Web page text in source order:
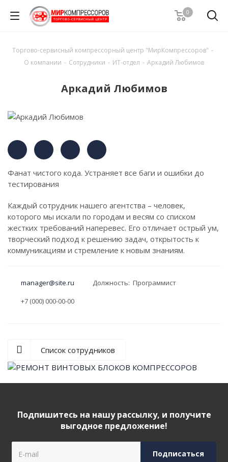
0
Торгово-сервисный компрессорный центр "МирКомпрессоров" -
О компании - Сотрудники - ИТ-отдел - Аркадий Любимов
Аркадий Любимов
Фанат чистого кода. Устраняет все баги и ошибки до
тестирования
Каждый сотрудник нашего агентства – человек,
которого мы искали по городам и весям со списком
жестких требований наперевес. Его отличает острый ум,
творческий подход к решению задач, открытость к
коммуникациям и стремление к новым знаниям.
manager@site.ru
Должность: Программист
+7 (000) 000-00-00
Список сотрудников
Подпишитесь на нашу рассылку, и получите
выгодное предложение!